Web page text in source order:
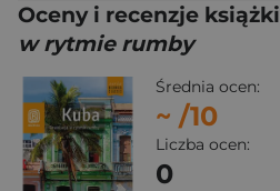
Oceny i recenzje książki
w rytmie rumby
Średnia ocen:
~ /10
Liczba ocen:
0